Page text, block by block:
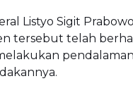
Listyo Sigit
tersebut telah